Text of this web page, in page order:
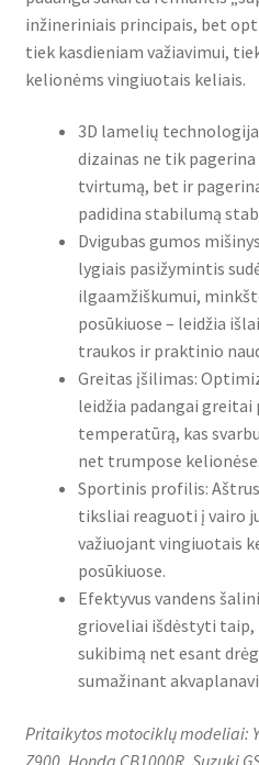
inžineriniais principais, bet
tiek kasdieniam važiavimui,
kelionėms vingiuotais keliais.
3D lamelių
dizainas ne tik
tvirtumą, bet ir
padidina stabilumą
Dvigubas gumos
lygiais pasižymintis
ilgaamžiškumui,
posūkiuose – leidžia
traukos ir praktinio
Greitas įšilimas:
leidžia padangai greitai
temperatūrą, kas
net trumpose kelionėse.
Sportinis profilis:
tiksliai reaguoti į vairo
važiuojant vingiuotais
posūkiuose.
Efektyvus vandens
grioveliai išdėstyti
sukibimą net esant
sumažinant
Pritaikytos motociklų modeliai:
Z900, Honda CB1000R, Suzuki